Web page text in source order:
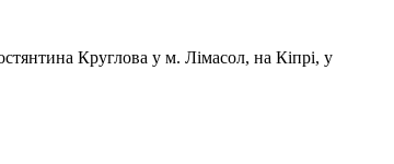
Круглова у м. Лімасол, на Кіпрі, у